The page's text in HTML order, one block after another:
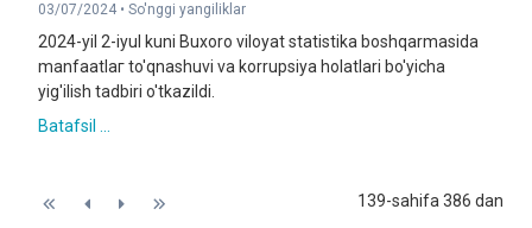
03/07/2024 • So'nggi yangiliklar
2024-yil 2-iyul kuni Buxoro viloyat statistika boshqarmasida
manfaatlaг to'qnashuvi va korrupsiya holatlari bo'yicha
yig'ilish tadbiri o'tkazildi.
Batafsil ...
139-sahifa 386 dan